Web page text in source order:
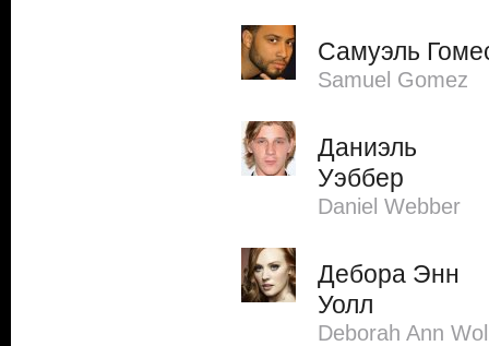
Самуэль
Samuel Gomez
Даниэль
Уэббер
Daniel Webber
Дебора Энн
Уолл
Deborah Ann